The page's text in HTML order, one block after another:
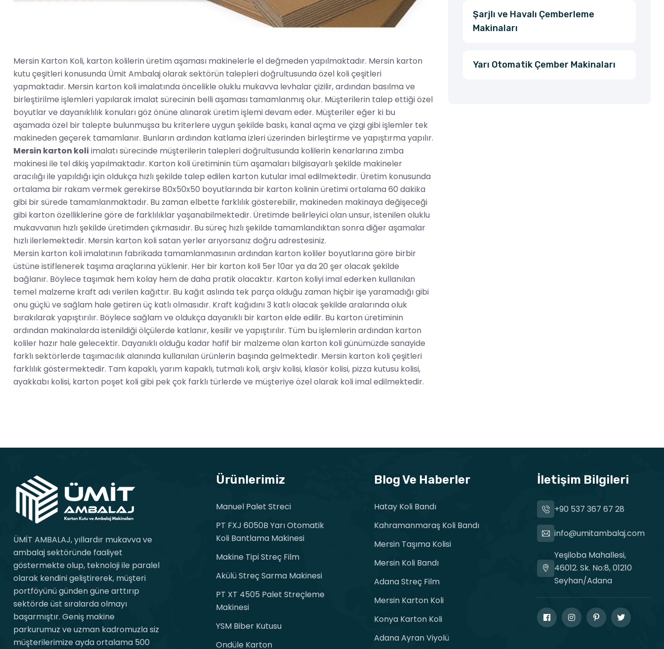
Mersin Karton Koli, karton kolilerin üretim aşaması makinelerle el değmeden yapılmaktadır. Mersin karton
kutu çeşitleri konusunda Ümit Ambalaj olarak sektörün talepleri doğrultusunda özel koli çeşitleri
yapmaktadır. Mersin karton koli imalatında öncelikle oluklu mukavva levhalar çizilir, ardından basılma ve
birleştirilme işlemleri yapılarak imalat sürecinin belli aşaması tamamlanmış olur. Müşterilerin talep ettiği özel
boyutlar ve dayanıklılık konuları göz önüne alınarak üretim işlemi devam eder. Müşteriler eğer ki bu
aşamada özel bir talepte bulunmuşsa bu kriterlere uygun şekilde baskı, kanal açma ve çizgi gibi işlemler tek
makineden geçerek tamamlanır. Bunların ardından katlama izleri üzerinden birleştirme ve yapıştırma yapılır.
Mersin karton koli imalatı sürecinde müşterilerin talepleri doğrultusunda kolilerin kenarlarına zımba
makinesi ile tel dikiş yapılmaktadır. Karton koli üretiminin tüm aşamaları bilgisayarlı şekilde makineler
aracılığı ile yapıldığı için oldukça hızlı şekilde talep edilen karton kutular imal edilmektedir. Üretim konusunda
ortalama bir rakam vermek gerekirse 80x50x50 boyutlarında bir karton kolinin üretimi ortalama 60 dakika
gibi bir sürede tamamlanmaktadır. Bu zaman elbette farklılık gösterebilir, makineden makinaya değişeceği
gibi karton özelliklerine göre de farklılıklar yaşanabilmektedir. Üretimde belirleyici olan unsur, istenilen oluklu
mukavvanın hızlı şekilde üretimden çıkmasıdır. Bu süreç hızlı şekilde tamamlandıktan sonra diğer aşamalar
hızlı ilerlemektedir. Mersin karton koli satan yerler arıyorsanız doğru adrestesiniz.
Mersin karton koli imalatının fabrikada tamamlanmasının ardından karton koliler boyutlarına göre birbir
üstüne istiflenerek taşıma araçlarına yüklenir. Her bir karton koli 5er 10ar ya da 20 şer olacak şekilde
bağlanır. Böylece taşımak hem kolay hem de daha pratik olacaktır. Karton koliyi imal ederken kullanılan
temel malzeme kraft adı verilen kağıttır. Bu kağıt aslında tek parça olduğu zaman hiçbir işe yaramadığı gibi
onu güçlü ve sağlam hale getiren üç katlı olmasıdır. Kraft kağıdını 3 katlı olacak şekilde aralarında oluk
bırakılarak yapıştırılır. Böylece sağlam ve oldukça dayanıklı bir karton elde edilir. Bu karton üretiminin
ardından makinalarda istenildiği ölçülerde katlanır, kesilir ve yapıştırılır. Tüm bu işlemlerin ardından karton
koliler hazır hale gelecektir. Dayanıklı olduğu kadar hafif bir malzeme olan karton koli günümüzde sanayide
farklı sektörlerde taşımacılık alanında kullanılan ürünlerin başında gelmektedir. Mersin karton koli çeşitleri
farklılık göstermektedir. Tam kapaklı, yarım kapaklı, tutmalı koli, arşiv kolisi, klasör kolisi, pizza kutusu kolisi,
ayakkabı kolisi, karton poşet koli gibi pek çok farklı türlerde ve müşteriye özel olarak koli imal edilmektedir.
Şarjlı ve Havalı Çemberleme
Makinaları
Yarı Otomatik Çember Makinaları
ÜMİT AMBALAJ, yıllardır mukavva ve
ambalaj sektöründe faaliyet
göstermekte olup, teknoloji ile paralel
olarak kendini geliştirerek, müşteri
portföyünü günden güne arttırıp
sektörde üst sıralarda olmayı
başarmıştır. Geniş makine
parkurumuz ve uzman kadromuzla siz
müşterilerimize ayda ortalama 500
Ürünlerimiz
Manuel Palet Streci
PT FXJ 6050B Yarı Otomatik
Koli Bantlama Makinesi
Makine Tipi Streç Film
Akülü Streç Sarma Makinesi
PT XT 4505 Palet Streçleme
Makinesi
YSM Biber Kutusu
Ondüle Karton
Blog Ve Haberler
Hatay Koli Bandı
Kahramanmaraş Koli Bandı
Mersin Taşıma Kolisi
Mersin Koli Bandı
Adana Streç Film
Mersin Karton Koli
Konya Karton Koli
Adana Ayran Viyolü
İletişim Bilgileri
+90 537 367 67 28
info@umitambalaj.com
Yeşiloba Mahallesi,
46012. Sk. No:8, 01210
Seyhan/Adana